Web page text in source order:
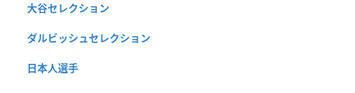
大谷セレクション
ダルビッシュセレクション
日本人選手